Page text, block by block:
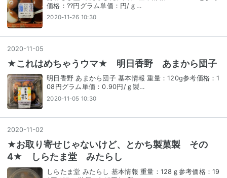
価格：??円グラム単価：円/ｇ…
2020-11-26 10:30
2020-11 -05
★これはめちゃうウマ★ 明日香野 あまから団子
明日香野 あまから団子 基本情報 重量：120g参考価格：1
08円グラム単価：0.90円/ｇ製…
2020-11-05 10:30
2020-11 -02
★お取り寄せじゃないけど、とかち製菓製 その
4★ しらたま堂 みたらし
しらたま堂 みたらし 基本情報 重量：128ｇ参考価格：19